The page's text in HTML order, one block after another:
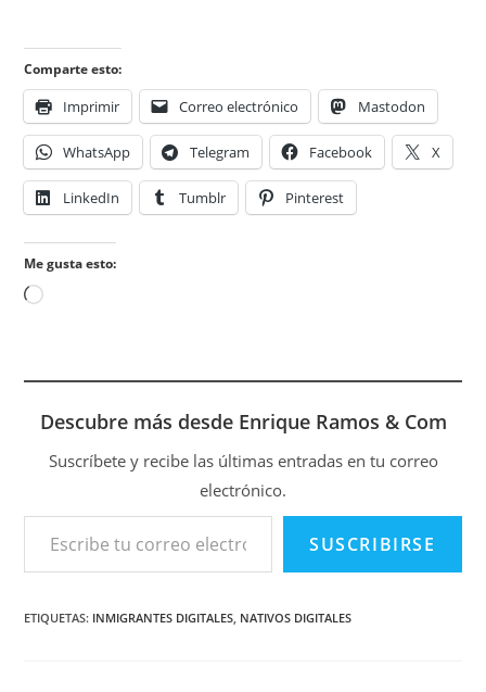
Comparte esto:
Imprimir Correo electrónico Mastodon
WhatsApp Telegram Facebook X
LinkedIn Tumblr Pinterest
Me gusta esto:
Cargando...
Descubre más desde Enrique Ramos & Com
Suscríbete y recibe las últimas entradas en tu correo
electrónico.
Escribe tu correo electrónico…
SUSCRIBIRSE
ETIQUETAS: INMIGRANTES DIGITALES, NATIVOS DIGITALES